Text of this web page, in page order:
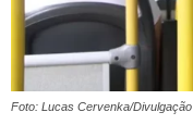
Foto: Lucas Cervenka/Divulgação